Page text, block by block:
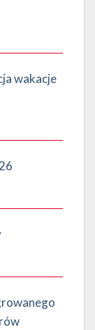
wakacje